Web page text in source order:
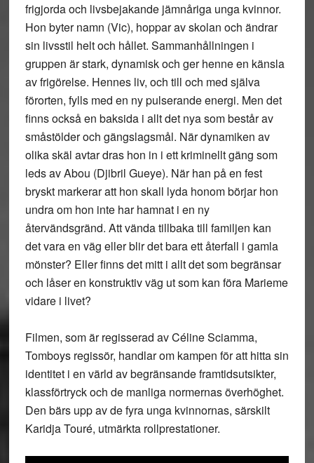
frigjorda och livsbejakande jämnåriga unga kvinnor.
Hon byter namn (Vic), hoppar av skolan och ändrar
sin livsstil helt och hållet. Sammanhållningen i
gruppen är stark, dynamisk och ger henne en känsla
av frigörelse. Hennes liv, och till och med själva
förorten, fylls med en ny pulserande energi. Men det
finns också en baksida i allt det nya som består av
småstölder och gängslagsmål. När dynamiken av
olika skäl avtar dras hon in i ett kriminellt gäng som
leds av Abou (Djibril Gueye). När han på en fest
bryskt markerar att hon skall lyda honom börjar hon
undra om hon inte har hamnat i en ny
återvändsgränd. Att vända tillbaka till familjen kan
det vara en väg eller blir det bara ett återfall i gamla
mönster? Eller finns det mitt i allt det som begränsar
och låser en konstruktiv väg ut som kan föra Marieme
vidare i livet?
Filmen, som är regisserad av Céline Sciamma,
Tomboys regissör, handlar om kampen för att hitta sin
identitet i en värld av begränsande framtidsutsikter,
klassförtryck och de manliga normernas överhöghet.
Den bärs upp av de fyra unga kvinnornas, särskilt
Karidja Touré, utmärkta rollprestationer.